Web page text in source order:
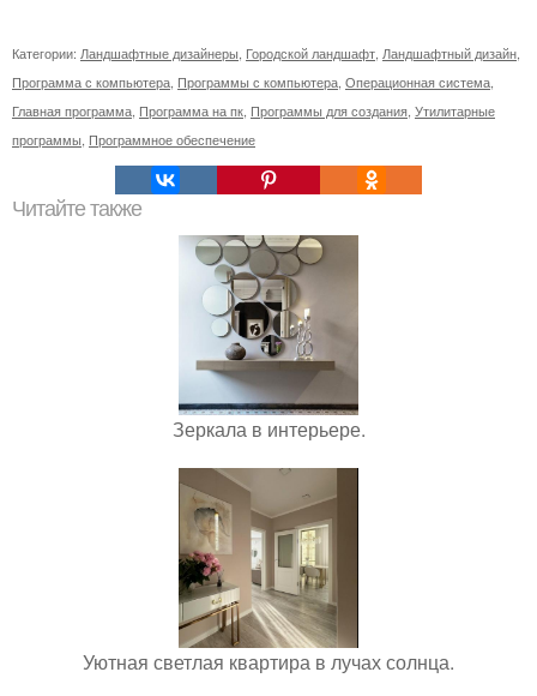
Категории: Ландшафтные дизайнеры Городской ландшафт Ландшафтный дизайн
Программа с компьютера Программы с компьютера Операционная система
Главная программа Программа на пк Программы для создания Утилитарные
программы Программное обеспечение
Читайте также
Зеркала в интерьере.
Уютная светлая квартира в лучах солнца.